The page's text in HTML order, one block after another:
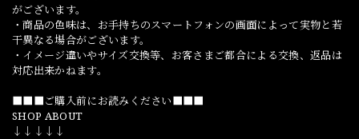
がございます。
・商品の色味は、お手持ちのスマートフォンの画面によって実物と若
干異なる場合がございます。
・イメージ違いやサイズ交換等、お客さまご都合による交換、返品は
対応出来かねます。
■■■ご購入前にお読みください■■■
SHOP ABOUT
↓↓↓↓↓